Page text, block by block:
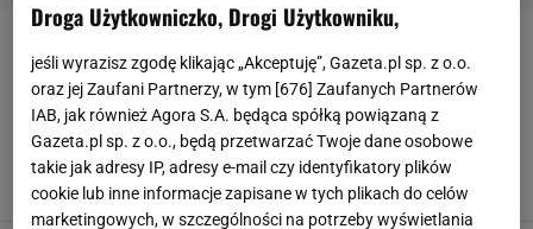
IWONA PAVLOVIĆ
"Taniec z gwiazdami". Tyszkiewicz zaliczyła
jedną z największych wpadek w historii.
Wszyscy zamarli
Zuzanna Szeloch, Julia Mistarz,17 MARCA 2024, 18:00
Droga Użytkowniczko, Drogi Użytkowniku,
jeśli wyrazisz zgodę klikając „Akceptuję”, Gazeta.pl sp. z o.o.
oraz jej Zaufani Partnerzy, w tym [676] Zaufanych Partnerów
IAB, jak również Agora S.A. będąca spółką powiązaną z
Gazeta.pl sp. z o.o., będą przetwarzać Twoje dane osobowe
takie jak adresy IP, adresy e-mail czy identyfikatory plików
cookie lub inne informacje zapisane w tych plikach do celów
marketingowych, w szczególności na potrzeby wyświetlania